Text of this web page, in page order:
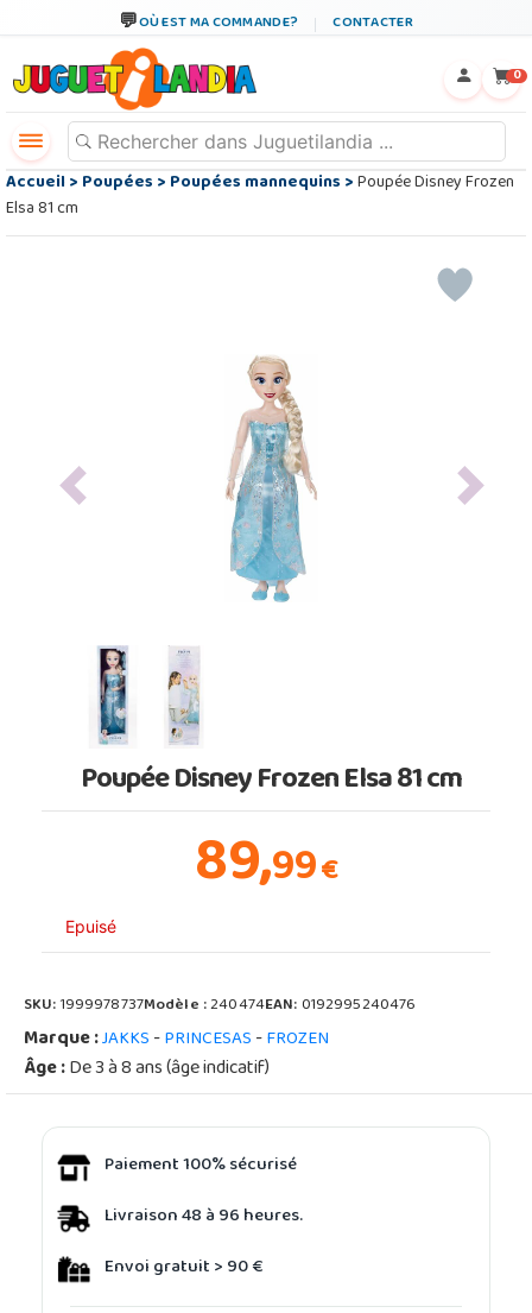
OÙ EST MA COMMANDE? CONTACTER
0
Accueil>Poupées>Poupées mannequins>Poupée Disney Frozen
Elsa 81 cm
Previous Next
Poupée Disney Frozen Elsa 81 cm
89,99€
Epuisé
SKU:1999978737Modèle :240474EAN:0192995240476
Marque :JAKKS-PRINCESAS-FROZEN
Âge :De 3 à 8 ans (âge indicatif)
Paiement 100% sécurisé
Livraison 48 à 96 heures.
Envoi gratuit > 90 €